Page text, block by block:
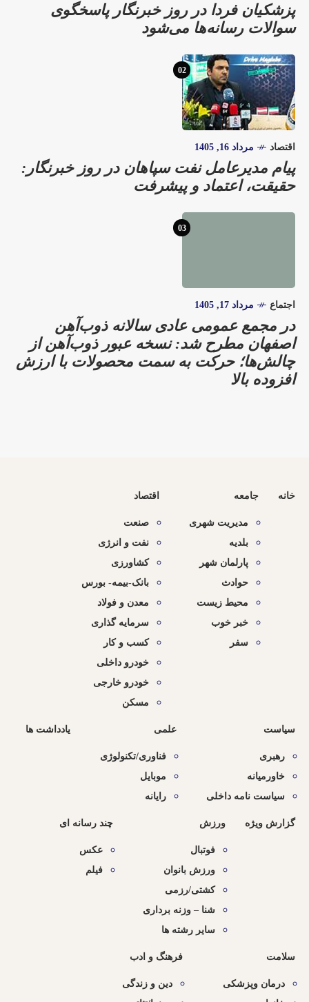
پزشکیان فردا در روز خبرنگار پاسخگوی
سوالات رسانه‌ها می‌شود
02
اقتصاد مرداد 16, 1405
پیام مدیرعامل نفت سپاهان در روز خبرنگار:
حقیقت، اعتماد و پیشرفت
03
اجتماع مرداد 17, 1405
در مجمع عمومی عادی سالانه ذوب‌آهن
اصفهان مطرح شد: نسخه عبور ذوب‌آهن از
چالش‌ها؛ حرکت به سمت محصولات با ارزش
افزوده بالا
خانه جامعه
مدیریت شهری
بلدیه
پارلمان شهر
حوادث
محیط زیست
خبر خوب
سفر
اقتصاد
صنعت
نفت و انرژی
کشاورزی
بانک-بیمه- بورس
معدن و فولاد
سرمایه گذاری
کسب و کار
خودرو داخلی
خودرو خارجی
مسکن
سیاست
رهبری
خاورمیانه
سیاست نامه داخلی
علمی
فناوری/تکنولوژی
موبایل
رایانه
یادداشت ها
گزارش ویژه ورزش
فوتبال
ورزش بانوان
کشتی/رزمی
شنا – وزنه برداری
سایر رشته ها
چند رسانه ای
عکس
فیلم
سلامت
درمان وپزشکی
فرهنگ و ادب
دین و زندگی